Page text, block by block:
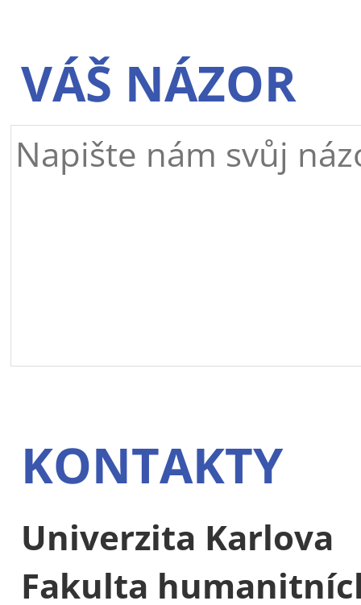
VÁŠ NÁZOR
KONTAKTY
Univerzita Karlova
Fakulta